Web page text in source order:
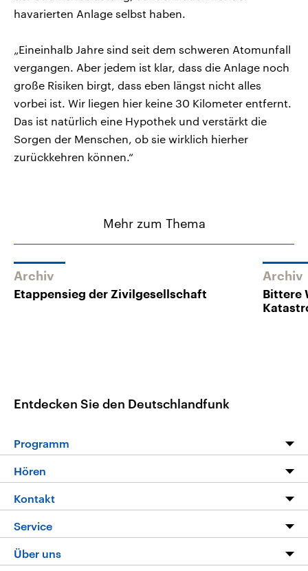
havarierten Anlage selbst haben.
„Eineinhalb Jahre sind seit dem schweren Atomunfall
vergangen. Aber jedem ist klar, dass die Anlage noch
große Risiken birgt, dass eben längst nicht alles
vorbei ist. Wir liegen hier keine 30 Kilometer entfernt.
Das ist natürlich eine Hypothek und verstärkt die
Sorgen der Menschen, ob sie wirklich hierher
zurückkehren können.“
Mehr zum Thema
Archiv
Etappensieg der Zivilgesellschaft
Archiv
Bittere
Entdecken Sie den Deutschlandfunk
Programm
Programm
Die Nachrichten
Nachrichtenleicht
Neue Beiträge auf dlf.de
Hören
Livestream
Podcasts
Deutschlandfunk App
Kontakt
Hörerservice
Service
FAQ
Über uns